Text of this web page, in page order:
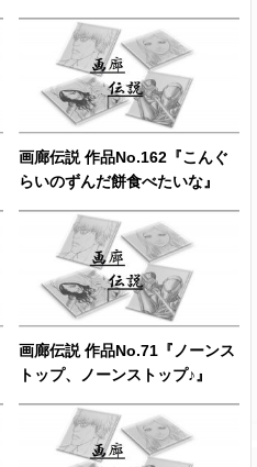
画廊伝説 作品No.162『こんぐ
らいのずんだ餅食べたいな』
画廊伝説 作品No.71『ノーンス
トップ、ノーンストップ♪』